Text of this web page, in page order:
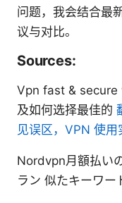
问题，我会结合最
议与对比。
Sources:
Vpn fast & secure
及如何选择最佳的
见误区，VPN 使
Nordvpn月額払い
ラン 似たキーワー